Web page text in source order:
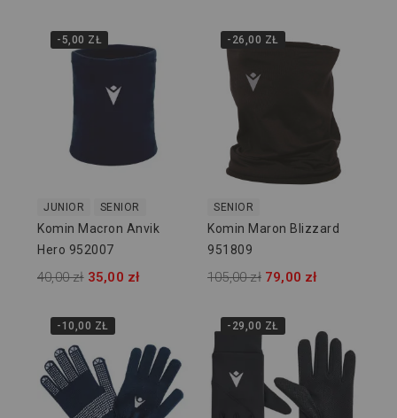
-5,00 ZŁ
JUNIOR SENIOR
Komin Macron Anvik
Hero 952007
40,00 zł 35,00 zł
-26,00 ZŁ
SENIOR
Komin Maron Blizzard
951809
105,00 zł 79,00 zł
-10,00 ZŁ -29,00 ZŁ